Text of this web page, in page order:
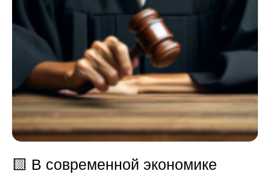
🟨 В современной экономике